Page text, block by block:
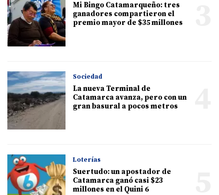
Mi Bingo Catamarqueño: tres
ganadores compartieron el
premio mayor de $35 millones
Sociedad
La nueva Terminal de
Catamarca avanza, pero con un
gran basural a pocos metros
Loterías
Suertudo: un apostador de
Catamarca ganó casi $23
millones en el Quini 6